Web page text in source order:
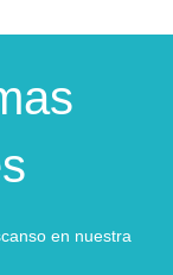
en nuestra